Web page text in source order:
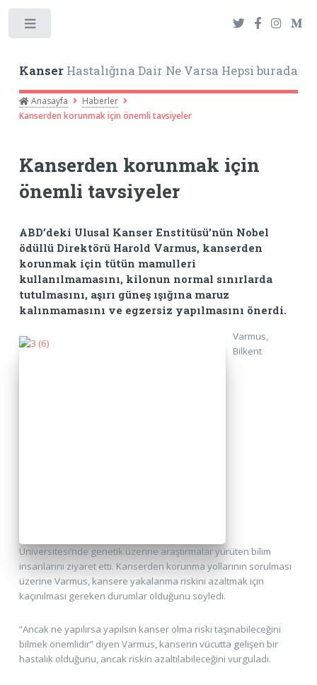
KanserHastalığına Dair Ne Varsa Hepsi burada
Anasayfa
Haberler
Kanserden korunmak için önemli tavsiyeler
Kanserden korunmak için
önemli tavsiyeler
ABD’deki Ulusal Kanser Enstitüsü’nün Nobel
ödüllü Direktörü Harold Varmus, kanserden
korunmak için tütün mamulleri
kullanılmamasını, kilonun normal sınırlarda
tutulmasını, aşırı güneş ışığına maruz
kalınmamasını ve egzersiz yapılmasını önerdi.
Varmus,
Bilkent
Üniversitesi’nde genetik üzerine araştırmalar yürüten bilim
insanlarını ziyaret etti. Kanserden korunma yollarının sorulması
üzerine Varmus, kansere yakalanma riskini azaltmak için
kaçınılması gereken durumlar olduğunu söyledi.
”Ancak ne yapılırsa yapılsın kanser olma riski taşınabileceğini
bilmek önemlidir” diyen Varmus, kanserin vücutta gelişen bir
hastalık olduğunu, ancak riskin azaltılabileceğini vurguladı.